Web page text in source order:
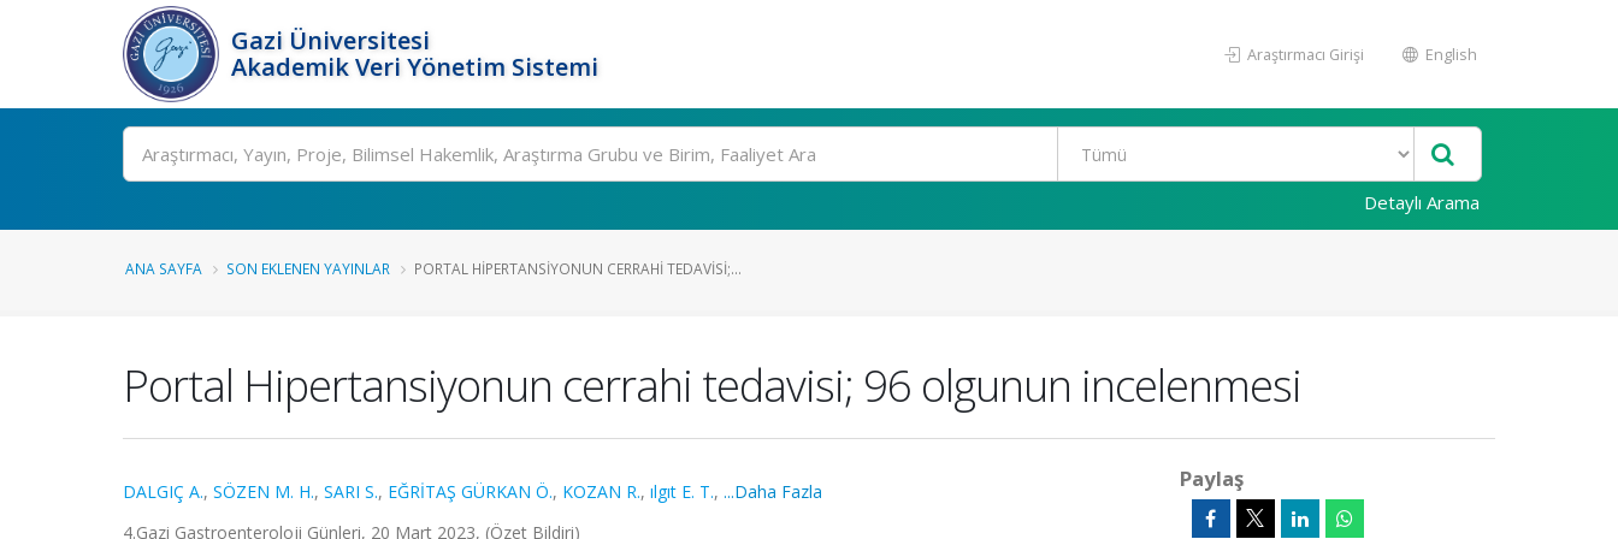
Gazi Üniversitesi
Akademik Veri Yönetim Sistemi
Araştırmacı Girişi English
Ara
Detaylı Arama
ANA SAYFA SON EKLENEN YAYINLAR PORTAL HIPERTANSIYONUN CERRAHI TEDAVISI;...
Portal Hipertansiyonun cerrahi tedavisi; 96 olgunun incelenmesi
DALGIÇ A., SÖZEN M. H., SARI S., EĞRİTAŞ GÜRKAN Ö., KOZAN R., ılgıt E. T., ...Daha Fazla
4.Gazi Gastroenteroloji Günleri, 20 Mart 2023, (Özet Bildiri)
Paylaş